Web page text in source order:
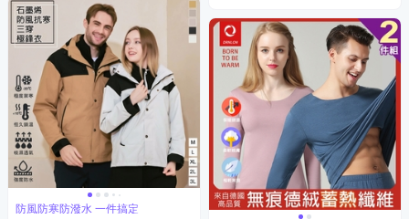
防風防寒防潑水 一件搞定